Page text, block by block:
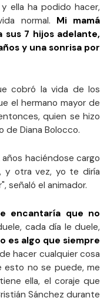
ella ha podido hacer,
normal. Mi mamá
sus 7 hijos adelante,
y una sonrisa por
cobró la vida de los
el hermano mayor de
quien se hizo
de Diana Bolocco.
haciéndose cargo
y otra vez, yo te diría
señaló el animador.
encantaría que no
cada día le duele,
es algo que siempre
hacer cualquier cosa
esto no se puede, me
ella, el coraje que
Sánchez durante